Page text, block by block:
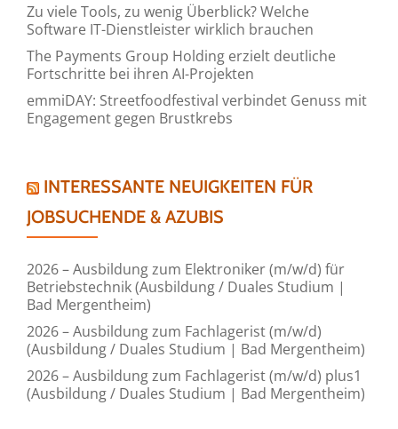
Zu viele Tools, zu wenig Überblick? Welche
Software IT-Dienstleister wirklich brauchen
The Payments Group Holding erzielt deutliche
Fortschritte bei ihren AI-Projekten
emmiDAY: Streetfoodfestival verbindet Genuss mit
Engagement gegen Brustkrebs
INTERESSANTE NEUIGKEITEN FÜR
JOBSUCHENDE & AZUBIS
2026 – Ausbildung zum Elektroniker (m/w/d) für
Betriebstechnik (Ausbildung / Duales Studium |
Bad Mergentheim)
2026 – Ausbildung zum Fachlagerist (m/w/d)
(Ausbildung / Duales Studium | Bad Mergentheim)
2026 – Ausbildung zum Fachlagerist (m/w/d) plus1
(Ausbildung / Duales Studium | Bad Mergentheim)